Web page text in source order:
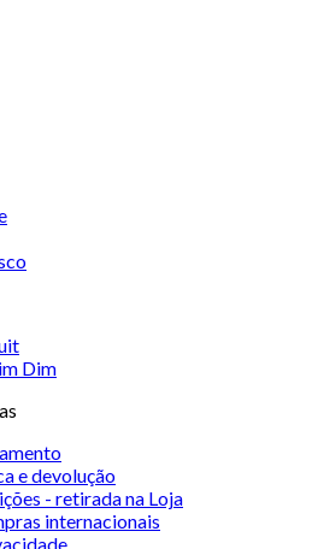
Dim
e devolução
- retirada na Loja
internacionais